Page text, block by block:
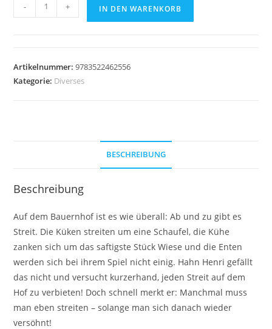
und
Streiten
verboten!
- + IN DEN WARENKORB
Artikelnummer:9783522462556
Kategorie: Diverses
BESCHREIBUNG
Beschreibung
Auf dem Bauernhof ist es wie überall: Ab und zu gibt es
Streit. Die Küken streiten um eine Schaufel, die Kühe
zanken sich um das saftigste Stück Wiese und die Enten
werden sich bei ihrem Spiel nicht einig. Hahn Henri gefällt
das nicht und versucht kurzerhand, jeden Streit auf dem
Hof zu verbieten! Doch schnell merkt er: Manchmal muss
man eben streiten – solange man sich danach wieder
versöhnt!